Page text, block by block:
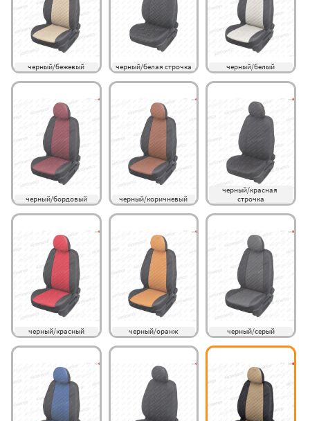
черный/бежевый черный/белая строчка черный/белый
черный/бордовый черный/коричневый
черный/красная
строчка
черный/красный черный/оранж черный/серый